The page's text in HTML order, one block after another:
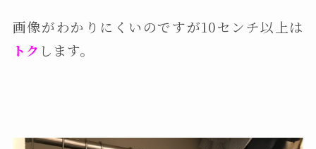
画像がわかりにくいのですが10センチ以上は
トク します。